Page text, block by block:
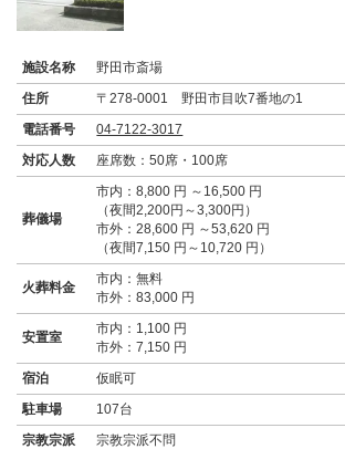
施設名称
野田市斎場
住所
〒278-0001 野田市目吹7番地の1
電話番号
04-7122-3017
対応人数
座席数：50席・100席
葬儀場
市内：8,800 円 ～16,500 円
（夜間2,200円～3,300円）
市外：28,600 円 ～53,620 円
（夜間7,150 円～10,720 円）
火葬料金
市内：無料
市外：83,000 円
安置室
市内：1,100 円
市外：7,150 円
宿泊
仮眠可
駐車場
107台
宗教宗派
宗教宗派不問